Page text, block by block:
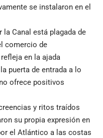
se instalaron en el
la Canal está plagada de
comercio de
en la ajada
puerta de entrada a lo
ofrece positivos
y ritos traídos
su propia expresión en
el Atlántico a las costas